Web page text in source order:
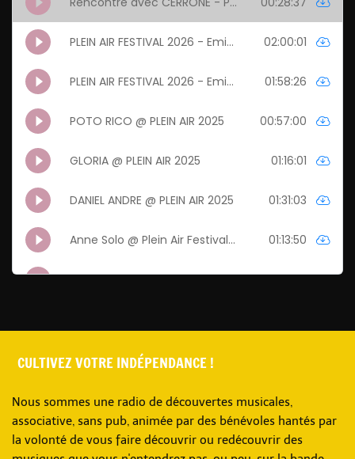
CULTIVEZ VOTRE INDÉPENDANCE !
Nous sommes une radio de découvertes musicales,
associative, sans pub, animée par des bénévoles hantés par
la volonté de vous faire découvrir ou redécouvrir des